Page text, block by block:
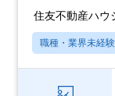
住友不動産ハウ
職種・業界未経